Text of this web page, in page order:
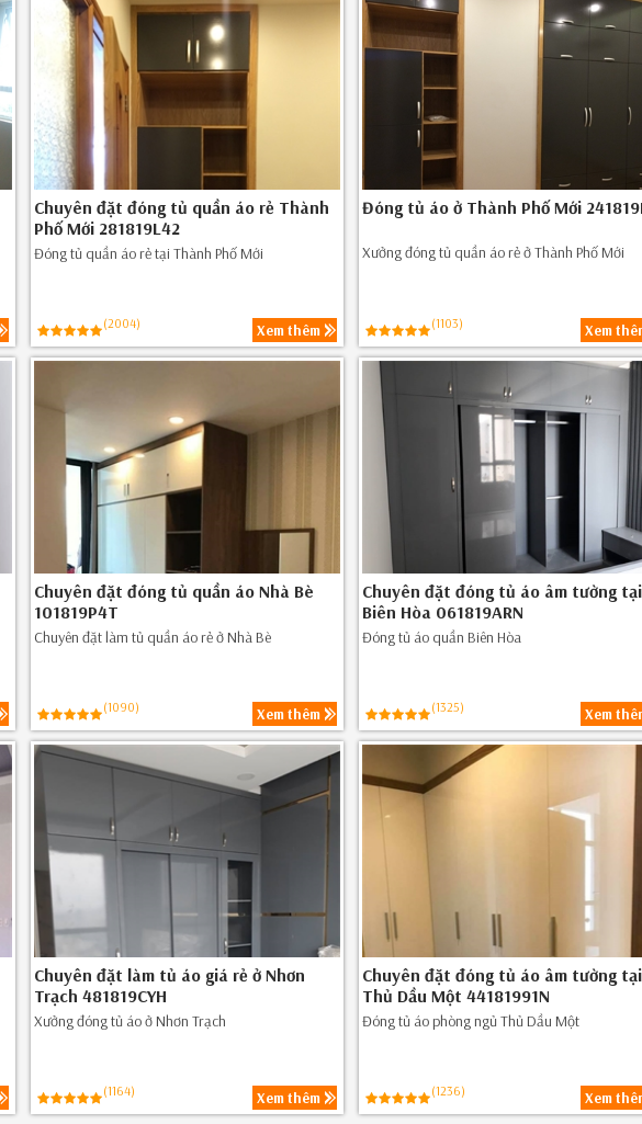
Chuyên đặt đóng tủ quần áo rẻ Thành
Phố Mới 281819L42
Đóng tủ quần áo rẻ tại Thành Phố Mới
(2004) Xem thêm
Đóng tủ áo ở Thành Phố Mới
Xưởng đóng tủ quần áo rẻ ở Thành Phố Mới
(1103) Xem
Chuyên đặt đóng tủ quần áo Nhà Bè
101819P4T
Chuyên đặt làm tủ quần áo rẻ ở Nhà Bè
(1090) Xem thêm
Chuyên đặt đóng tủ áo âm tường tại
Biên Hòa 061819ARN
Đóng tủ áo quần Biên Hòa
(1325) Xem
Chuyên đặt làm tủ áo giá rẻ ở Nhơn
Trạch 481819CYH
Xưởng đóng tủ áo ở Nhơn Trạch
(1164) Xem thêm
Chuyên đặt đóng tủ áo âm tường tại
Thủ Dầu Một 44181991N
Đóng tủ áo phòng ngủ Thủ Dầu Một
(1236) Xem